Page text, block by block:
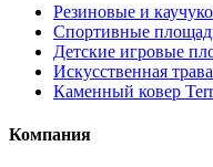
Резиновые и
Спортивные
Детские игровые
Искусственная трава
Каменный ковер
Компания